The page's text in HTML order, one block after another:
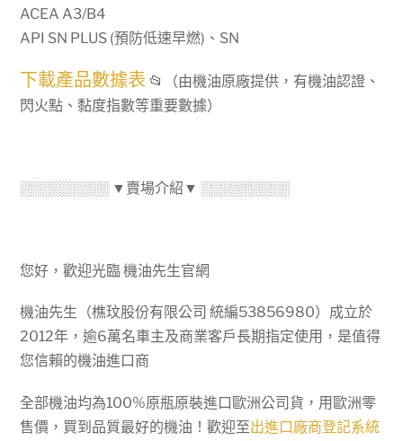
ACEA A3/B4
API SN PLUS (預防低速早燃)、SN
下載產品數據表 📂（由機油原廠提供，有機油認證、
閃火點、黏度指數等重要數據）
░░░░░░░░░ ▼賣場介紹▼ ░░░░░░░░░
您好，歡迎光臨 機油先生官網
機油先生（樵玟股份有限公司 統編53856980）成立於
2012年，逾6萬名車主及商業客戶長期指定使用，是值得
您信賴的機油進口商
全部機油均為100%原瓶原裝進口歐洲公司貨，用歐洲零
售價，買到品質最好的機油！歡迎至出進口廠商登記系統